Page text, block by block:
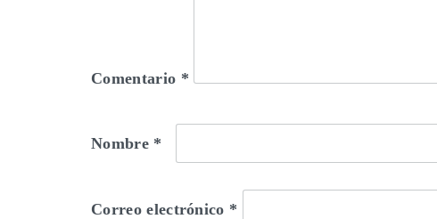
Comentario *
Nombre *
Correo electrónico *